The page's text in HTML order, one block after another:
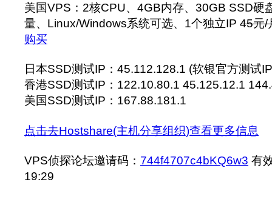
美国VPS：2核CPU、4GB内存、30GB SSD硬
量、Linux/Windows系统可选、1个独立IP 45元/
购买
日本SSD测试IP：45.112.128.1 (软银官方测试
香港SSD测试IP：122.10.80.1 45.125.12.1
美国SSD测试IP：167.88.181.1
点击去Hostshare(主机分享组织)查看更多信息
VPS侦探论坛邀请码： 744f4707c4bKQ6w3 有
19:29